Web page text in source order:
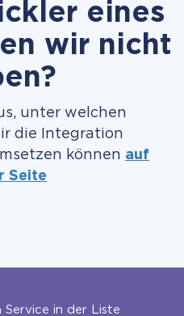
eines
wir nicht
unter welchen
die Integration
können auf
Seite
Service in der Liste